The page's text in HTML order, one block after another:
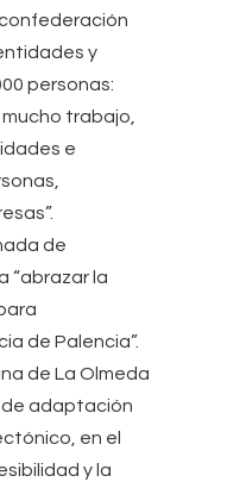
y
personas:
trabajo,
e
de
“abrazar la
de Palencia”.
de La Olmeda
de adaptación
en el
y la